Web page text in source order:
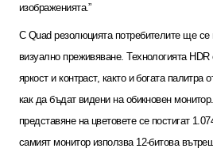
изображенията.”
С Quadрезолюцията потребителите ще се
визуално преживяване. Технологията HDR
яркост и контраст, както и богата палитра
как да бъдат видени на обикновен
представяне на цветовете се постигат
самият монитор използва 12-битова